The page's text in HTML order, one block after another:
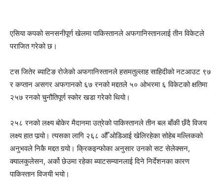
एसिया कपको सनसनीपूर्ण खेलमा पाकिस्तानले अफगानिस्तानलाई तीन विकेटले
पराजित गरेको छ।
टस जितेर ब्याटिङ रोजेको अफगानिस्तानले हसमतुल्लाह साहिदीको नटआउट ९७
र कप्तान असगर अफगानको ६७ रनको मद्दतले ५० ओभरमा ६ विकेटको क्षतिमा
२५७ रनको चुनौतिपूर्ण स्कोर खडा गरेको थियो।
२५८ रनको लक्ष्य बोकेर मैदानमा उत्रेको पाकिस्तानले तीन बल बाँकी छँदै विजय
लक्ष्य हात पार्‍यो। त्यसका लागि २६८ औँ ओडिआई खेलिरहेका सोहेब मल्लिकको
अनुभवले निकै मद्दत गर्‍यो। क्रिकइन्फोका अनुसार उनको सट सेलेक्सन,
क्यालकुलेसन, अर्को छेउमा रहेका ब्याटसम्यानलाई दिने निर्देशनका कारण
पाकिस्तान विजयी भयो।